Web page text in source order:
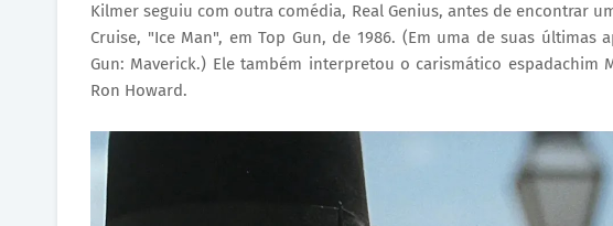
Kilmer seguiu com outra comédia, Real Genius, antes de encontrar
Cruise, "Ice Man", em Top Gun, de 1986. (Em uma de suas
Gun: Maverick.) Ele também interpretou o carismático
Ron Howard.